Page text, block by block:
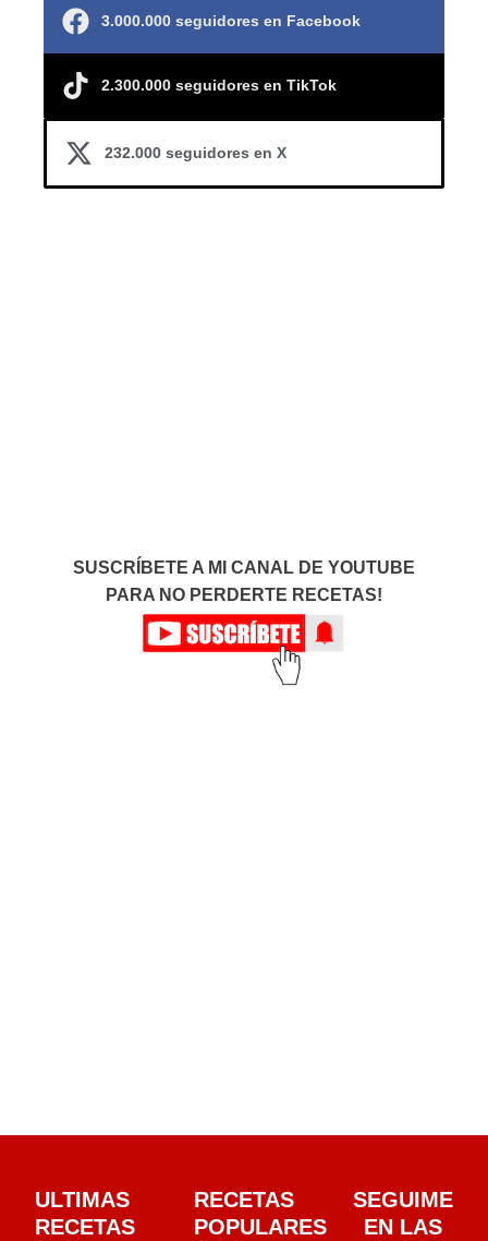
3.000.000 seguidores en Facebook
2.300.000 seguidores en TikTok
232.000 seguidores en X
SUSCRÍBETE A MI CANAL DE YOUTUBE
PARA NO PERDERTE RECETAS!
ULTIMAS
RECETAS
RECETAS
POPULARES
SEGUIME
EN LAS